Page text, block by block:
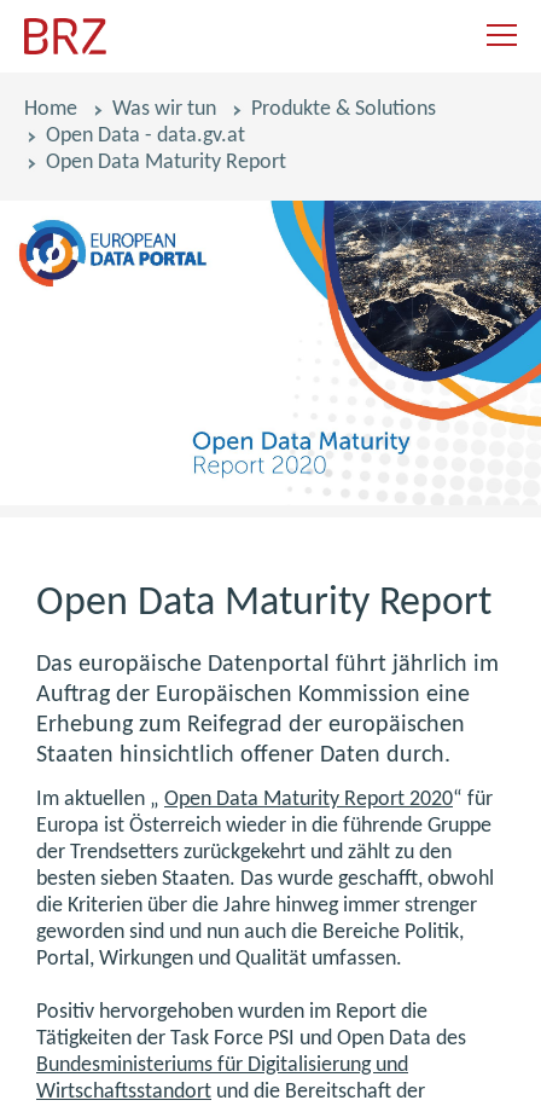
Pfadnavigation
Home Was wir tun
Produkte & Solutions
Open Data - data.gv.at
Open Data Maturity Report
Open Data Maturity Report
Das europäische Datenportal führt jährlich im
Auftrag der Europäischen Kommission eine
Erhebung zum Reifegrad der europäischen
Staaten hinsichtlich offener Daten durch.
Im aktuellen „ Open Data Maturity Report 2020“ für
Europa ist Österreich wieder in die führende Gruppe
der Trendsetters zurückgekehrt und zählt zu den
besten sieben Staaten. Das wurde geschafft, obwohl
die Kriterien über die Jahre hinweg immer strenger
geworden sind und nun auch die Bereiche Politik,
Portal, Wirkungen und Qualität umfassen.
Positiv hervorgehoben wurden im Report die
Tätigkeiten der Task Force PSI und Open Data des
Bundesministeriums für Digitalisierung und
Wirtschaftsstandort und die Bereitschaft der